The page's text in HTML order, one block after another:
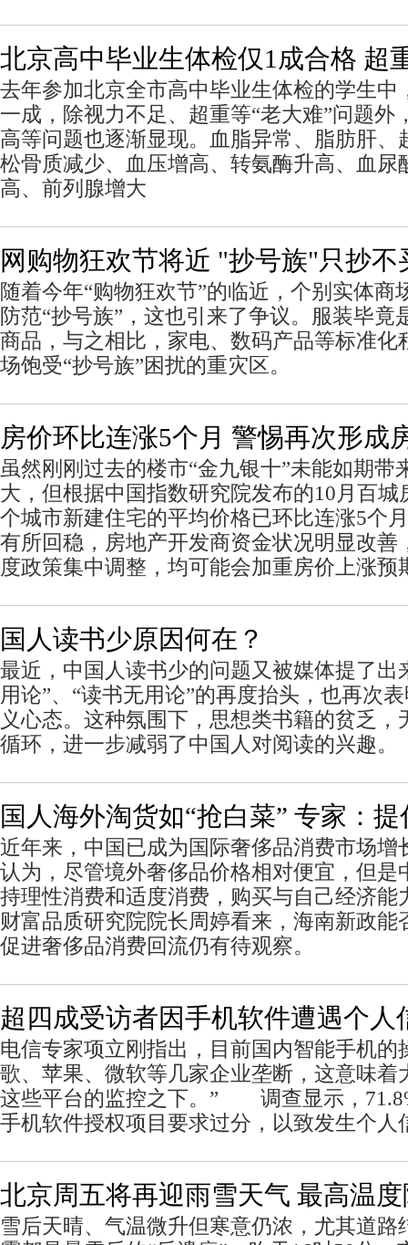
北京高中毕业生体检仅1成合格 超
去年参加北京全市高中毕业生体检的学生中
一成，除视力不足、超重等“老大难”问题外
高等问题也逐渐显现。血脂异常、脂肪肝、
松骨质减少、血压增高、转氨酶升高、血尿
高、前列腺增大
网购物狂欢节将近 "抄号族"只抄不
随着今年“购物狂欢节”的临近，个别实体商
防范“抄号族”，这也引来了争议。服装毕竟
商品，与之相比，家电、数码产品等标准化
场饱受“抄号族”困扰的重灾区。
房价环比连涨5个月 警惕再次形成
虽然刚刚过去的楼市“金九银十”未能如期带
大，但根据中国指数研究院发布的10月百城
个城市新建住宅的平均价格已环比连涨5个
有所回稳，房地产开发商资金状况明显改善
度政策集中调整，均可能会加重房价上涨预
国人读书少原因何在？
最近，中国人读书少的问题又被媒体提了出
用论”、“读书无用论”的再度抬头，也再次
义心态。这种氛围下，思想类书籍的贫乏，
循环，进一步减弱了中国人对阅读的兴趣。
国人海外淘货如“抢白菜” 专家：
近年来，中国已成为国际奢侈品消费市场增
认为，尽管境外奢侈品价格相对便宜，但是
持理性消费和适度消费，购买与自己经济能
财富品质研究院院长周婷看来，海南新政能
促进奢侈品消费回流仍有待观察。
超四成受访者因手机软件遭遇个人
电信专家项立刚指出，目前国内智能手机的
歌、苹果、微软等几家企业垄断，这意味着
这些平台的监控之下。” 调查显示，
手机软件授权项目要求过分，以致发生个人
北京周五将再迎雨雪天气 最高温
雪后天晴、气温微升但寒意仍浓，尤其道路